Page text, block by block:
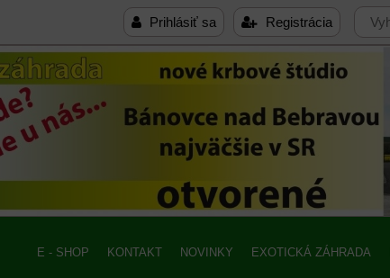
Prihlásiť sa Registrácia
E - SHOP KONTAKT NOVINKY EXOTICKÁ ZÁHRADA